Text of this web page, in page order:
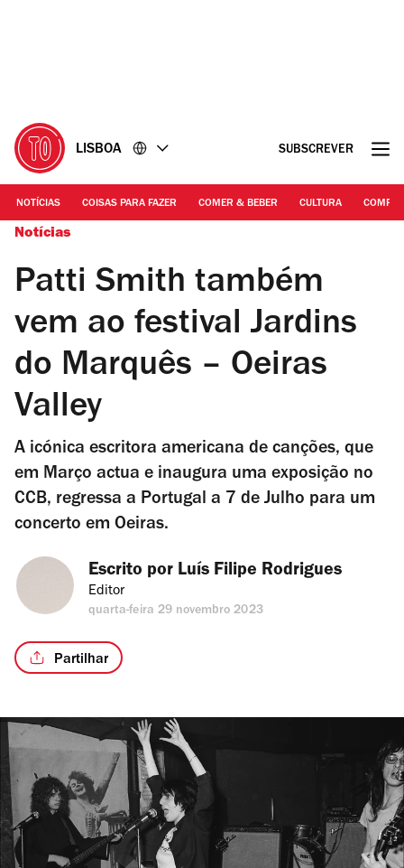
LISBOA SUBSCREVER
NOTÍCIAS COISAS PARA FAZER COMER & BEBER CULTURA
Notícias
Patti Smith também
vem ao festival Jardins
do Marquês – Oeiras
Valley
A icónica escritora americana de canções, que
em Março actua e inaugura uma exposição no
CCB, regressa a Portugal a 7 de Julho para um
concerto em Oeiras.
Escrito por Luís Filipe Rodrigues
Editor
quarta-feira 29 novembro 2023
Partilhar